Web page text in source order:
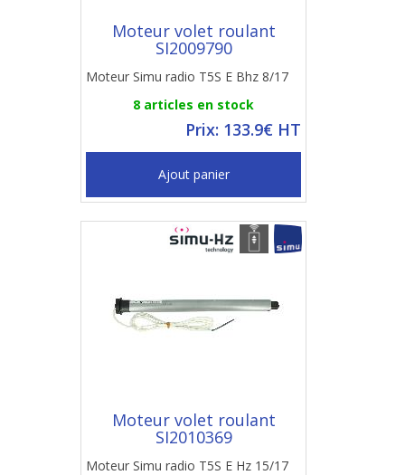
Moteur volet roulant
SI2009790
Moteur Simu radio T5S E Bhz 8/17
8 articles en stock
Prix: 133.9€ HT
Ajout panier
Moteur volet roulant
SI2010369
Moteur Simu radio T5S E Hz 15/17